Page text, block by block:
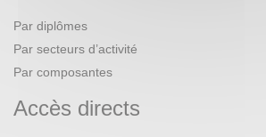
Par diplômes
Par secteurs d’activité
Par composantes
Accès directs